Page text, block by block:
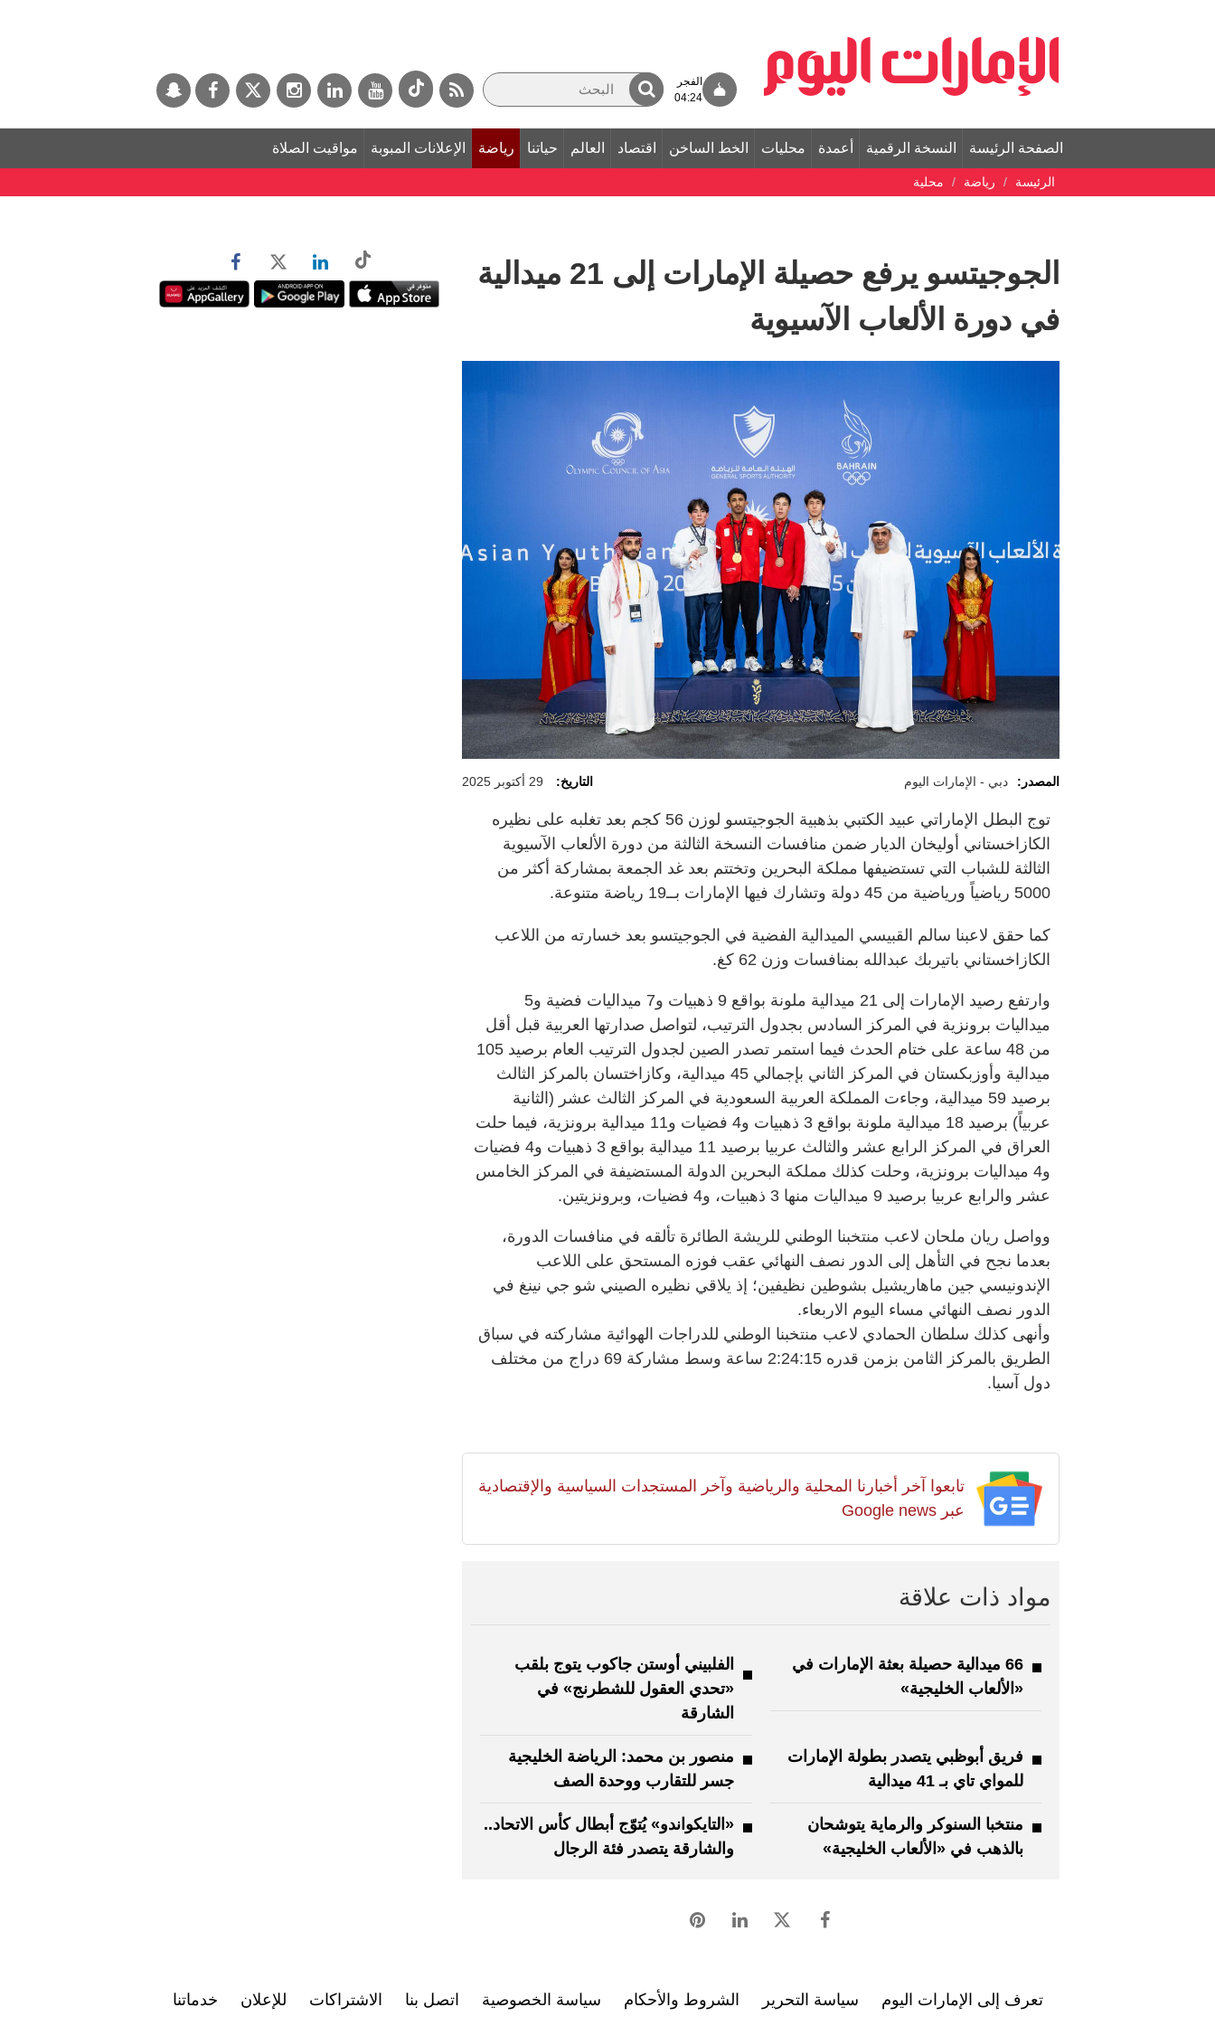
الفجر
04:24
الصفحة الرئيسة النسخة الرقمية أعمدة محليات الخط الساخن اقتصاد العالم حياتنا رياضة الإعلانات المبوبة مواقيت الصلاة
الرئيسة رياضة محلية
الجوجيتسو يرفع حصيلة الإمارات إلى 21 ميدالية
في دورة الألعاب الآسيوية
المصدر: دبي - الإمارات اليوم التاريخ: 29 أكتوبر 2025
توج البطل الإماراتي عبيد الكتبي بذهبية الجوجيتسو لوزن 56 كجم بعد تغلبه على نظيره
الكازاخستاني أوليخان الديار ضمن منافسات النسخة الثالثة من دورة الألعاب الآسيوية
الثالثة للشباب التي تستضيفها مملكة البحرين وتختتم بعد غد الجمعة بمشاركة أكثر من
5000 رياضياً ورياضية من 45 دولة وتشارك فيها الإمارات بــ19 رياضة متنوعة.
‏كما حقق لاعبنا سالم القبيسي الميدالية الفضية في الجوجيتسو بعد خسارته من اللاعب
الكازاخستاني باتيربك عبدالله بمنافسات وزن 62 كغ.
وارتفع رصيد الإمارات إلى 21 ميدالية ملونة بواقع 9 ذهبيات و7 ميداليات فضية و5
ميداليات برونزية في المركز السادس بجدول الترتيب، لتواصل صدارتها العربية قبل أقل
من 48 ساعة على ختام الحدث فيما استمر تصدر الصين لجدول الترتيب العام برصيد 105
ميدالية وأوزبكستان في المركز الثاني بإجمالي 45 ميدالية، وكازاختسان بالمركز الثالث
برصيد 59 ميدالية، وجاءت المملكة العربية السعودية في المركز الثالث عشر (الثانية
عربياً) برصيد 18 ميدالية ملونة بواقع 3 ذهبيات و4 فضيات و11 ميدالية برونزية، فيما حلت
العراق في المركز الرابع عشر والثالث عربيا برصيد 11 ميدالية بواقع 3 ذهبيات و4 فضيات
و4 ميداليات برونزية، وحلت كذلك مملكة البحرين الدولة المستضيفة في المركز الخامس
عشر والرابع عربيا برصيد 9 ميداليات منها 3 ذهبيات، و4 فضيات، وبرونزيتين.
وواصل ريان ملحان لاعب منتخبنا الوطني للريشة الطائرة تألقه في منافسات الدورة،
بعدما نجح في التأهل إلى الدور نصف النهائي عقب فوزه المستحق على اللاعب
الإندونيسي جين ماهاريشيل بشوطين نظيفين؛ إذ يلاقي نظيره الصيني شو جي نينغ في
الدور نصف النهائي مساء اليوم الاربعاء.
وأنهى كذلك سلطان الحمادي لاعب منتخبنا الوطني للدراجات الهوائية مشاركته في سباق
الطريق بالمركز الثامن بزمن قدره 2:24:15 ساعة وسط مشاركة 69 دراج من مختلف
دول آسيا.
تابعوا آخر أخبارنا المحلية والرياضية وآخر المستجدات السياسية والإقتصادية
عبر Google news
مواد ذات علاقة
66 ميدالية حصيلة بعثة الإمارات في
«الألعاب الخليجية»
الفلبيني أوستن جاكوب يتوج بلقب
«تحدي العقول للشطرنج» في
الشارقة
فريق أبوظبي يتصدر بطولة الإمارات
للمواي تاي بـ 41 ميدالية
منصور بن محمد: الرياضة الخليجية
جسر للتقارب ووحدة الصف
منتخبا السنوكر والرماية يتوشحان
بالذهب في «الألعاب الخليجية»
«التايكواندو» يُتوّج أبطال كأس الاتحاد..
والشارقة يتصدر فئة الرجال
تعرف إلى الإمارات اليوم سياسة التحرير الشروط والأحكام سياسة الخصوصية اتصل بنا الاشتراكات للإعلان خدماتنا